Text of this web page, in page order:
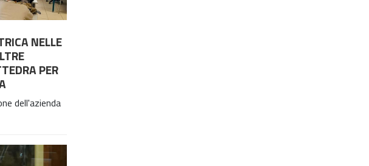
NELLE
PER
dell'azienda